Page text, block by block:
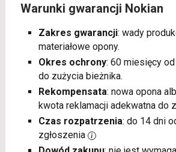
Warunki gwarancji Nokian
Zakres gwarancji: wady
materiałowe opony.
Okres ochrony: 60 miesięcy
do zużycia bieżnika.
Rekompensata: nowa opona
kwota reklamacji adekwatna do
Czas rozpatrzenia: do 14 dni
zgłoszenia